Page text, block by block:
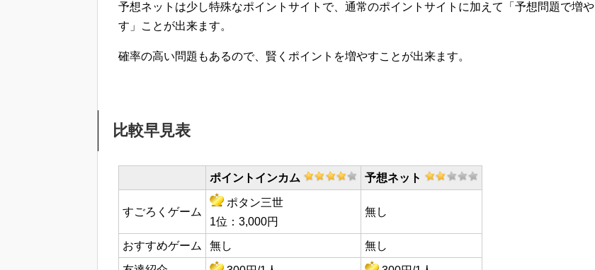
予想ネットは少し特殊なポイントサイトで、通常のポイントサイトに加えて「予想問題で増や
す」ことが出来ます。
確率の高い問題もあるので、賢くポイントを増やすことが出来ます。
比較早見表
ポイントインカム 予想ネット
すごろくゲーム
ポタン三世
1位：3,000円
無し
おすすめゲーム 無し
無し